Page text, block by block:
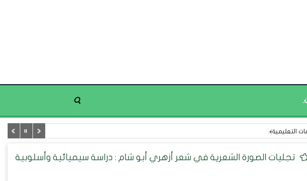
التعليمي).
تجليات الصورة الشعرية في شعر أزهري أبو شام : دراسة سيميائية وأسلوبية